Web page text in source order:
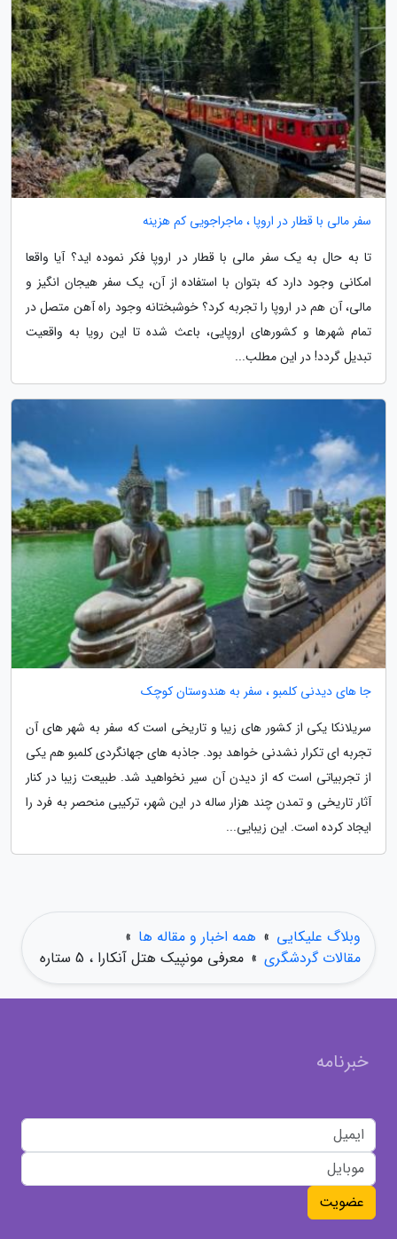
سفر مالی با قطار در اروپا ، ماجراجویی کم هزینه
تا به حال به یک سفر مالی با قطار در اروپا فکر نموده اید؟ آیا واقعا
امکانی وجود دارد که بتوان با استفاده از آن، یک سفر هیجان انگیز و
مالی، آن هم در اروپا را تجربه کرد؟ خوشبختانه وجود راه آهن متصل در
تمام شهرها و کشورهای اروپایی، باعث شده تا این رویا به واقعیت
تبدیل گردد! در این مطلب...
جا های دیدنی کلمبو ، سفر به هندوستان کوچک
سریلانکا یکی از کشور های زیبا و تاریخی است که سفر به شهر های آن
تجربه ای تکرار نشدنی خواهد بود. جاذبه های جهانگردی کلمبو هم یکی
از تجربیاتی است که از دیدن آن سیر نخواهید شد. طبیعت زیبا در کنار
آثار تاریخی و تمدن چند هزار ساله در این شهر، ترکیبی منحصر به فرد را
ایجاد کرده است. این زیبایی...
وبلاگ علیکایی » همه اخبار و مقاله ها »
مقالات گردشگری » معرفی مونپیک هتل آنکارا ، 5 ستاره
خبرنامه
عضویت